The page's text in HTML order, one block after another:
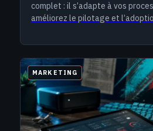
complet : il s’adapte à vos
améliorez le pilotage et
MARKETING